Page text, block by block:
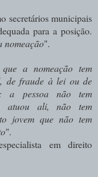
secretários municipais
para a posição.
nomeação".
a nomeação tem
de fraude à lei ou de
a pessoa não tem
atuou ali, não tem
jovem que não tem
".
em direito